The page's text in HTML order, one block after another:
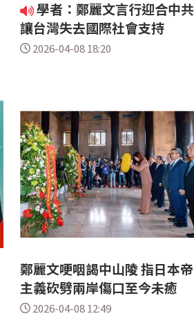
學者：鄭麗文言行迎合中
讓台灣失去國際社會支持
2026-04-08 18:20
鄭麗文哽咽謁中山陵 指日本
主義砍劈兩岸傷口至今未癒
2026-04-08 12:49